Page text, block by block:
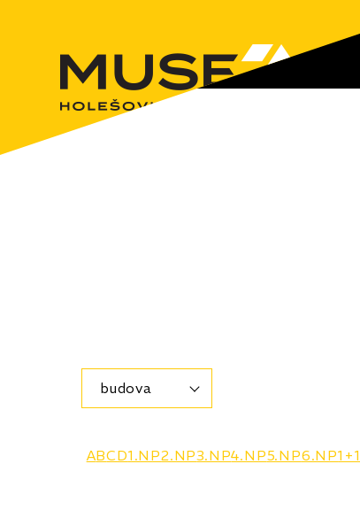
budova
ABCD1.NP2.NP3.NP4.NP5.NP6.NP1+1